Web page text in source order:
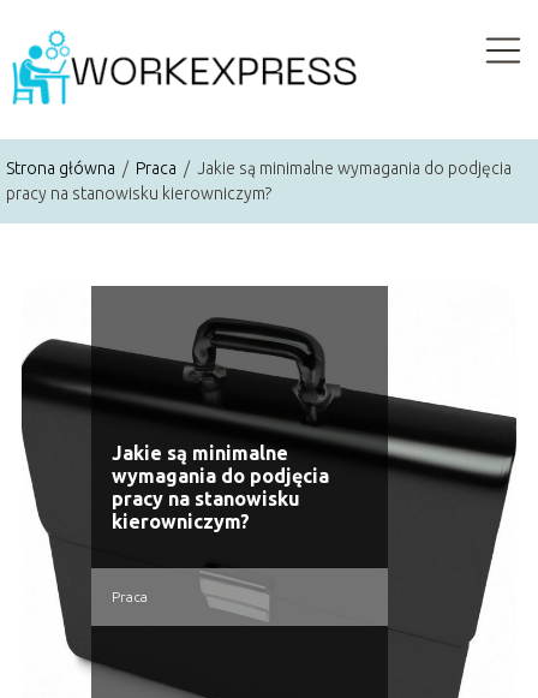
Strona główna / Praca / Jakie są minimalne wymagania do podjęcia
pracy na stanowisku kierowniczym?
Jakie są minimalne
wymagania do podjęcia
pracy na stanowisku
kierowniczym?
Praca